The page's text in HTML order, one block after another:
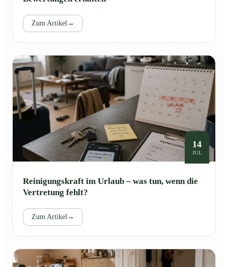
Zum Artikel→
14
JUL
Reinigungskraft im Urlaub – was tun, wenn die
Vertretung fehlt?
Zum Artikel→